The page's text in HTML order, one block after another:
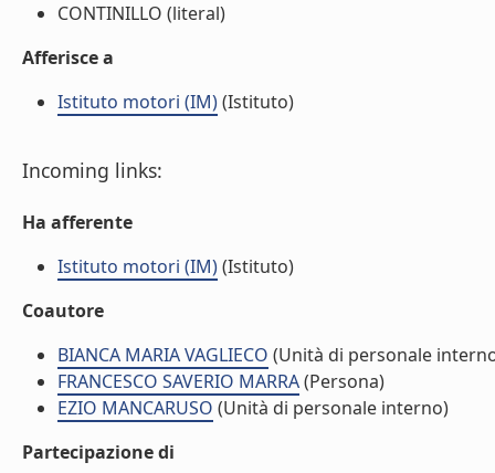
CONTINILLO (literal)
Afferisce a
Istituto motori (IM)(Istituto)
Incoming links:
Ha afferente
Istituto motori (IM)(Istituto)
Coautore
BIANCA MARIA VAGLIECO (Unità di personale
FRANCESCO SAVERIO MARRA(Persona)
EZIO MANCARUSO (Unità di personale interno)
Partecipazione di